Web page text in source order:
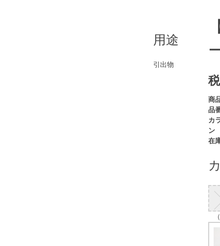
用途
引出物
商
品
カ
ン
在